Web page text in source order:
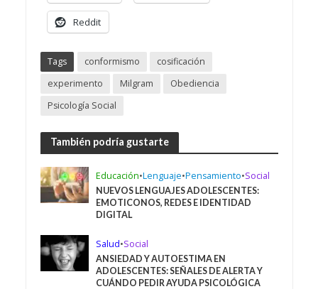
Reddit
Tags conformismo
cosificación
experimento
Milgram
Obediencia
Psicología Social
También podría gustarte
Educación•Lenguaje•Pensamiento•Social
NUEVOS LENGUAJES ADOLESCENTES:
EMOTICONOS, REDES E IDENTIDAD
DIGITAL
Salud•Social
ANSIEDAD Y AUTOESTIMA EN
ADOLESCENTES: SEÑALES DE ALERTA Y
CUÁNDO PEDIR AYUDA PSICOLÓGICA